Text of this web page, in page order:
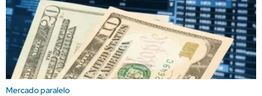
Mercado paralelo